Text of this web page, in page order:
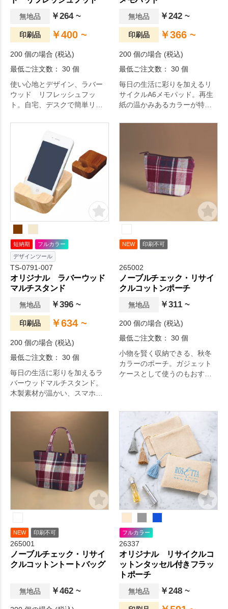
無地品 ￥264 ~
印刷品 ￥400 ~
200 個の場合 (税込)
最低ご注文数： 30 個
使い心地とデザイン、ラバー
ウッド リフレッシュフッ
ト。自宅、デスクで簡単リフ
フットです。デスクにも置き
す。地球にやさしいエコ素
材、ゴムの木を使用したアイ
テムです。シルク1色印刷が可
能となっており、会社ロゴな
どの印刷も可能です。社員へ
の福利厚生やお年賀でのお配
用としてもおすすめです。オ
リジナルグッズドットコムの
選りすぐり。
無地品 ￥242 ~
印刷品 ￥366 ~
200 個の場合 (税込)
最低ご注文数： 30 個
毎日の生活に彩りを加えるリ
サイクルA6メモパッド。再生
紙の温かみあるカラーが特
の名入れと相性抜群！オリジ
色の中からデザインと合うお
好きな色をお選びください。
様々なシーンで使用する機会
が多いメモ帳は、送りもとし
て。毎日の生活をより快適
短納期
フルカラー
デザインツール
TS-0791-007
オリジナル ラバーウッド
マルチスタンド
無地品 ￥396 ~
印刷品 ￥634 ~
200 個の場合 (税込)
最低ご注文数： 30 個
毎日の生活に彩りを加えるラ
バーウッドマルチスタンド。
木製素材が温かい、スマホや
チュラルスタンドです。デス
えも良くする優秀アイテムで
す。周りの家具の色に合わせ
て色別に展開しています。天
然木をそのまま活かしたナチ
ュラルテイストなラバーウッ
ドシリーズでエコ志向の方に
お勧めです。一度使えば手放
せなくなること間違いなし。
NEW 印刷不可
265002
ノーブルチェック・リサイ
クルコットンポーチ
無地品 ￥311 ~
200 個の場合 (税込)
最低ご注文数： 30 個
小物を賢く収納できる、秋冬
カラーのポーチ。ガジェット
ケースとして使うのもおすす
NEW 印刷不可
265001
ノーブルチェック・リサイ
クルコットントートバッグ
無地品 ￥462 ~
フルカラー
26337
オリジナル リサイクルコ
ットンタッセル付きフラッ
トポーチ
無地品 ￥248 ~